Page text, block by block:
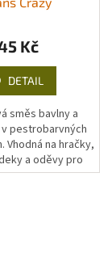
Kč
DETAIL
směs bavlny a
pestrobarvných
Vhodná na hračky,
a oděvy pro
děti.